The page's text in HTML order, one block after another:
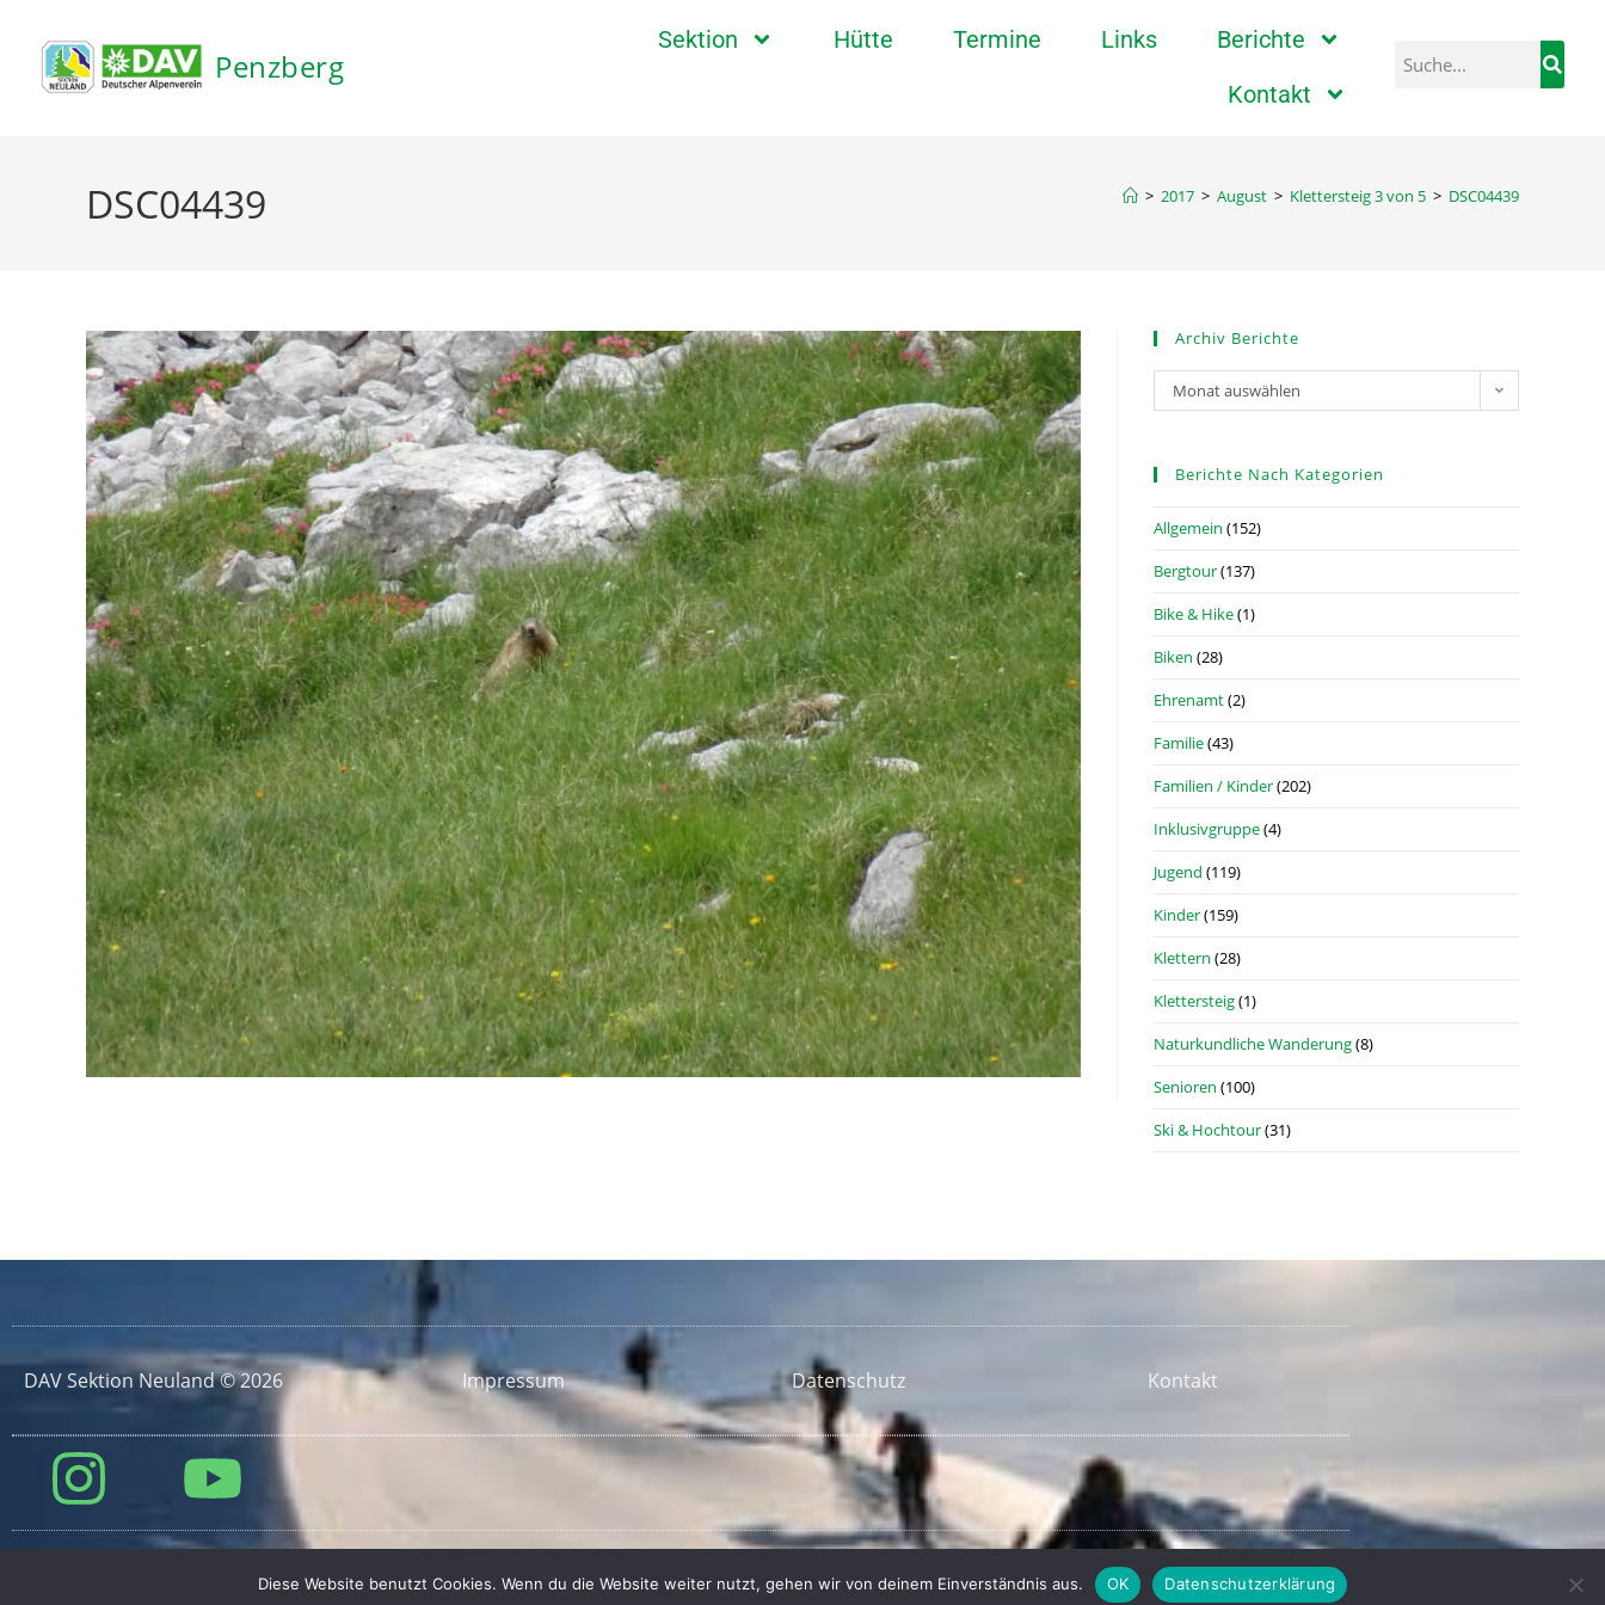
Penzberg
Sektion Hütte Termine Links
Berichte
Kontakt
DSC04439 > 2017 > August > Klettersteig 3 von 5 > DSC04439
Archiv Berichte
Monat auswählen
Berichte Nach Kategorien
Allgemein (152)
Bergtour(137)
Bike & Hike(1)
Biken (28)
Ehrenamt(2)
Familie(43)
Familien / Kinder(202)
Inklusivgruppe(4)
Jugend (119)
Kinder(159)
Klettern (28)
Klettersteig(1)
Naturkundliche Wanderung(8)
Senioren (100)
Ski & Hochtour(31)
DAV Sektion Neuland © 2026 Impressum Datenschutz Kontakt
Diese Website benutzt Cookies. Wenn du die Website weiter nutzt, gehen wir von deinem Einverständnis aus. OK Datenschutzerklärung